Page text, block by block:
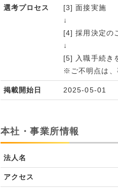
選考プロセス
[3] 面接実施
↓
[4] 採用決定の
↓
[5] 入職手続き
※ご不明点は、
掲載開始日 2025-05-01
本社・事業所情報
法人名
アクセス